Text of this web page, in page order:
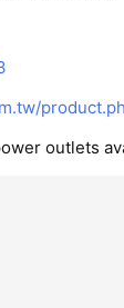
outlets